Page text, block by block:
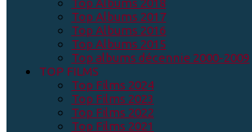
Top Albums 2018
Top Albums 2017
Top Albums 2016
Top Albums 2015
Top albums décennie 2000-2009
TOP FILMS
Top Films 2024
Top Films 2023
Top Films 2022
Top Films 2021